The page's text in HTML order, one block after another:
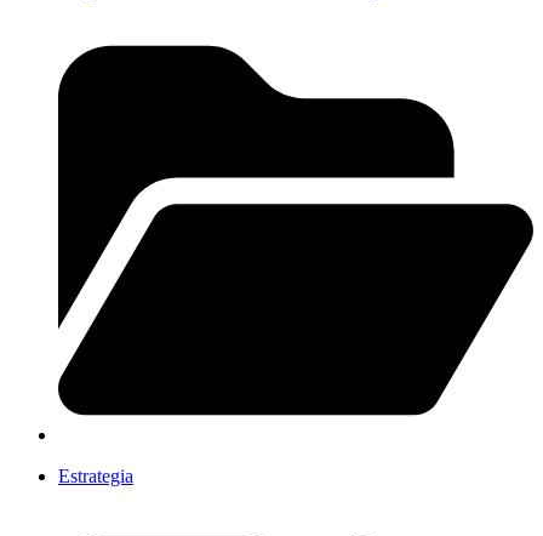
Estrategia